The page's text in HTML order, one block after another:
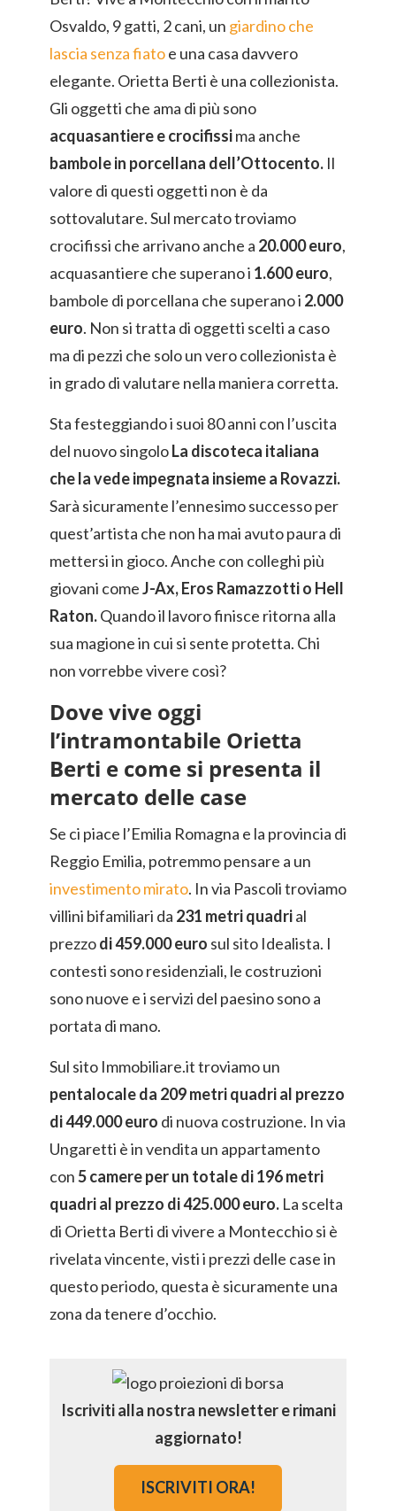
Osvaldo, 9 gatti, 2 cani, un giardino che
lascia senza fiatoe una casa davvero
elegante. Orietta Berti è una collezionista.
Gli oggetti che ama di più sono
acquasantiere e crocifissima anche
bambole in porcellana dell’Ottocento. Il
valore di questi oggetti non è da
sottovalutare. Sul mercato troviamo
crocifissi che arrivano anche a 20.000 euro,
acquasantiere che superano i 1.600 euro,
bambole di porcellana che superano i 2.000
euro. Non si tratta di oggetti scelti a caso
ma di pezzi che solo un vero collezionista è
in grado di valutare nella maniera corretta.
Sta festeggiando i suoi 80 anni con l’uscita
del nuovo singoloLa discoteca italiana
che la vede impegnata insieme a Rovazzi.
Sarà sicuramente l’ennesimo successo per
quest’artista che non ha mai avuto paura di
mettersi in gioco. Anche con colleghi più
giovani comeJ-Ax, Eros Ramazzotti o Hell
Raton.Quando il lavoro finisce ritorna alla
sua magione in cui si sente protetta. Chi
non vorrebbe vivere così?
Dove vive oggi
l’intramontabile Orietta
Berti e come si presenta il
mercato delle case
Se ci piace l’Emilia Romagna e la provincia di
Reggio Emilia, potremmo pensare a un
investimento mirato. In via Pascoli troviamo
villini bifamiliari da 231 metri quadrial
prezzodi 459.000 euro sul sito Idealista. I
contesti sono residenziali, le costruzioni
sono nuove e i servizi del paesino sono a
portata di mano.
Sul sito Immobiliare.it troviamo un
pentalocale da 209 metri quadri al prezzo
di 449.000 euro di nuova costruzione. In via
Ungaretti è in vendita un appartamento
con5 camere per un totale di 196 metri
quadri al prezzo di 425.000 euro. La scelta
di Orietta Berti di vivere a Montecchio si è
rivelata vincente, visti i prezzi delle case in
questo periodo, questa è sicuramente una
zona da tenere d’occhio.
Iscriviti alla nostra newsletter e rimani
aggiornato!
ISCRIVITI ORA!